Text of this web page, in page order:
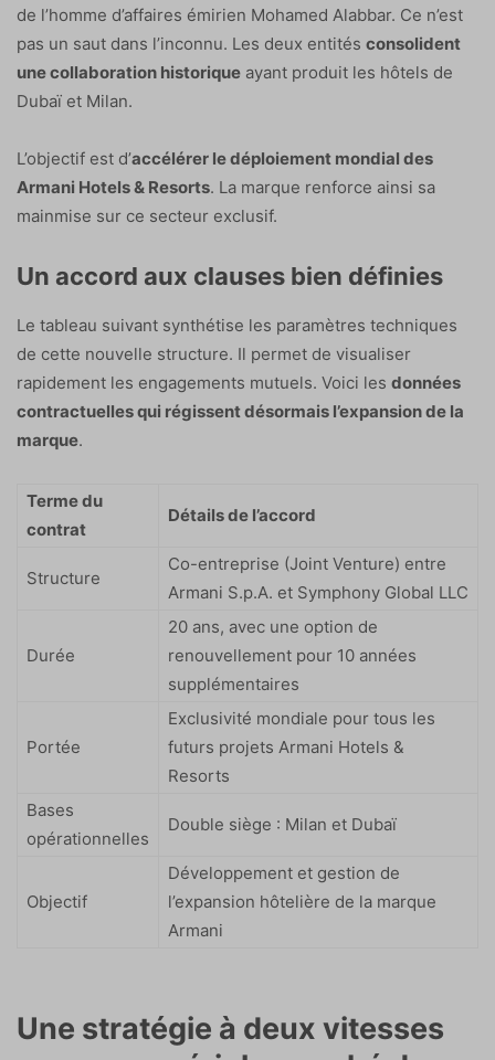
de l’homme d’affaires émirien Mohamed Alabbar. Ce n’est
pas un saut dans l’inconnu. Les deux entités consolident
une collaboration historique ayant produit les hôtels de
Dubaï et Milan.
L’objectif est d’accélérer le déploiement mondial des
Armani Hotels & Resorts. La marque renforce ainsi sa
mainmise sur ce secteur exclusif.
Un accord aux clauses bien définies
Le tableau suivant synthétise les paramètres techniques
de cette nouvelle structure. Il permet de visualiser
rapidement les engagements mutuels. Voici les données
contractuelles qui régissent désormais l’expansion de la
marque.
Terme du
contrat
Détails de l’accord
Structure
Co-entreprise (Joint Venture) entre
Armani S.p.A. et Symphony Global LLC
Durée
20 ans, avec une option de
renouvellement pour 10 années
supplémentaires
Portée
Exclusivité mondiale pour tous les
futurs projets Armani Hotels &
Resorts
Bases
opérationnelles
Double siège : Milan et Dubaï
Objectif
Développement et gestion de
l’expansion hôtelière de la marque
Armani
Une stratégie à deux vitesses